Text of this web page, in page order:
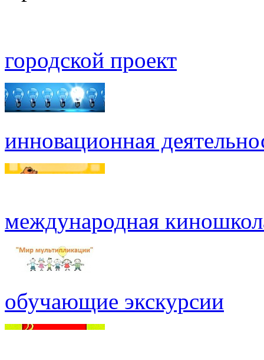
городской проект
инновационная
международная
обучающие экскурсии